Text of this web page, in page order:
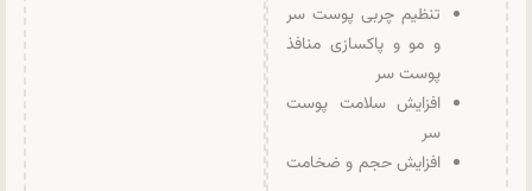
تنظیم چربی پوست سر
و مو و پاکسازی منافذ
پوست سر
افزایش سلامت پوست
سر
افزایش حجم و ضخامت